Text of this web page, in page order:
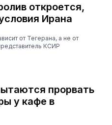
откроется,
Ирана
от Тегерана, а не от
КСИР
прорвать
у кафе в